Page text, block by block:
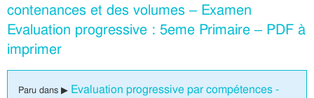
contenances et des volumes – Examen
Evaluation progressive : 5eme Primaire – PDF à
imprimer
Paru dans ▶ Evaluation progressive par compétences -